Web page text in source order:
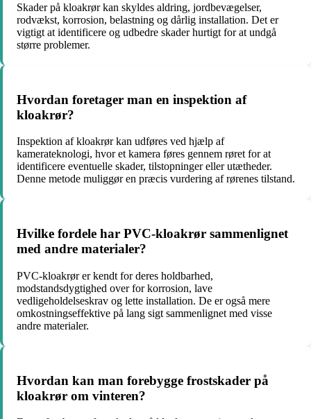
Skader på kloakrør kan skyldes aldring, jordbevægelser,
rodvækst, korrosion, belastning og dårlig installation. Det er
vigtigt at identificere og udbedre skader hurtigt for at undgå
større problemer.
Hvordan foretager man en inspektion af
kloakrør?
Inspektion af kloakrør kan udføres ved hjælp af
kamerateknologi, hvor et kamera føres gennem røret for at
identificere eventuelle skader, tilstopninger eller utætheder.
Denne metode muliggør en præcis vurdering af rørenes tilstand.
Hvilke fordele har PVC-kloakrør sammenlignet
med andre materialer?
PVC-kloakrør er kendt for deres holdbarhed,
modstandsdygtighed over for korrosion, lave
vedligeholdelseskrav og lette installation. De er også mere
omkostningseffektive på lang sigt sammenlignet med visse
andre materialer.
Hvordan kan man forebygge frostskader på
kloakrør om vinteren?